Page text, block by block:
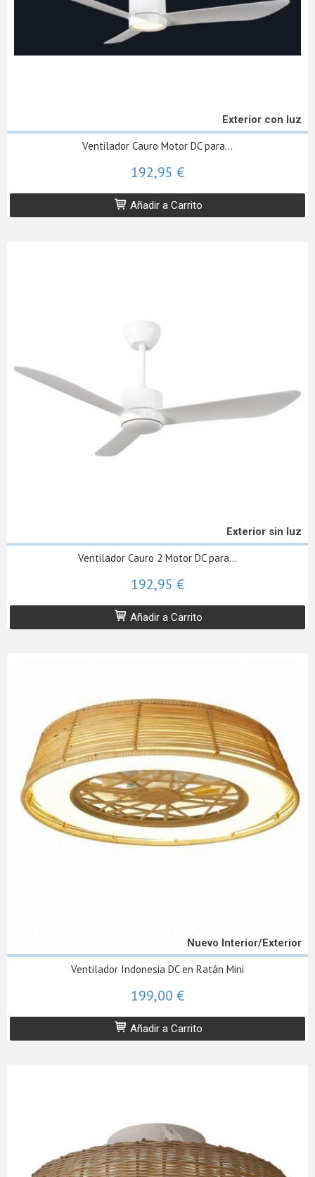
Exterior con luz
Ventilador Cauro Motor DC para...
192,95 €
Añadir a Carrito
Exterior sin luz
Ventilador Cauro 2 Motor DC para...
192,95 €
Añadir a Carrito
Nuevo Interior/Exterior
Ventilador Indonesia DC en Ratán Mini
199,00 €
Añadir a Carrito